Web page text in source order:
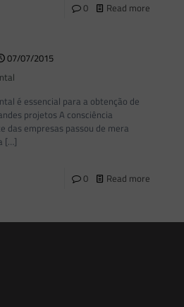
0 Read more
07/07/2015
é essencial para a obtenção de
projetos A consciência
das empresas passou de mera
[…]
0 Read more